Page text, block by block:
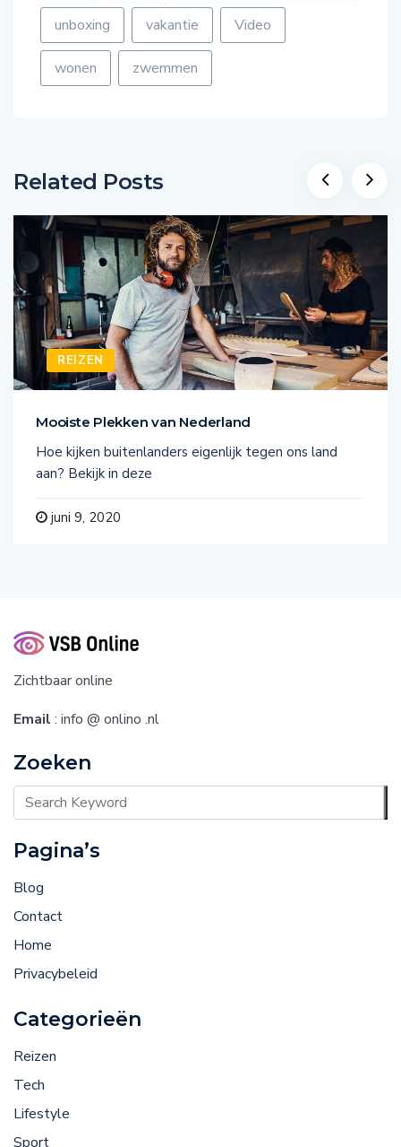
unboxing vakantie Video
wonen zwemmen
Related Posts
REIZEN
Mooiste Plekken van Nederland
Hoe kijken buitenlanders eigenlijk tegen ons land
aan? Bekijk in deze
juni 9, 2020
Zichtbaar online
Email : info @ onlino .nl
Zoeken
Pagina’s
Blog
Contact
Home
Privacybeleid
Categorieën
Reizen
Tech
Lifestyle
Sport